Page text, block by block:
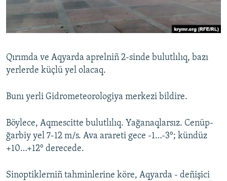
Русский
Українською
QOŞULIÑIZ!
Qırımda ve Aqyarda aprelniñ 2-sinde bulutlılıq, bazı
yerlerde küçlü yel olacaq.
Bunı yerli Gidrometeorologiya merkezi bildire.
Böylece, Aqmescitte bulutlılıq. Yağanaqlarsız. Cenüp-
ğarbiy yel 7-12 m/s. Ava arareti gece -1…-3°; kündüz
+10…+12° derecede.
Sinoptiklerniñ tahminlerine köre, Aqyarda - deñişici